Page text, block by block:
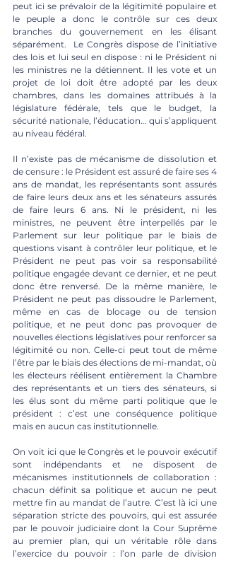
peut ici se prévaloir de la légitimité populaire et
le peuple a donc le contrôle sur ces deux
branches du gouvernement en les élisant
séparément.  Le Congrès dispose de l’initiative
des lois et lui seul en dispose : ni le Président ni
les ministres ne la détiennent. Il les vote et un
projet de loi doit être adopté par les deux
chambres, dans les domaines attribués à la
législature fédérale, tels que le budget, la
sécurité nationale, l’éducation… qui s’appliquent
au niveau fédéral.
Il n’existe pas de mécanisme de dissolution et
de censure : le Président est assuré de faire ses 4
ans de mandat, les représentants sont assurés
de faire leurs deux ans et les sénateurs assurés
de faire leurs 6 ans. Ni le président, ni les
ministres, ne peuvent être interpellés par le
Parlement sur leur politique par le biais de
questions visant à contrôler leur politique, et le
Président ne peut pas voir sa responsabilité
politique engagée devant ce dernier, et ne peut
donc être renversé. De la même manière, le
Président ne peut pas dissoudre le Parlement,
même en cas de blocage ou de tension
politique, et ne peut donc pas provoquer de
nouvelles élections législatives pour renforcer sa
légitimité ou non. Celle-ci peut tout de même
l’être par le biais des élections de mi-mandat, où
les électeurs réélisent entièrement la Chambre
des représentants et un tiers des sénateurs, si
les élus sont du même parti politique que le
président : c’est une conséquence politique
mais en aucun cas institutionnelle.
On voit ici que le Congrès et le pouvoir exécutif
sont indépendants et ne disposent de
mécanismes institutionnels de collaboration :
chacun définit sa politique et aucun ne peut
mettre fin au mandat de l’autre. C’est là ici une
séparation stricte des pouvoirs, qui est assurée
par le pouvoir judiciaire dont la Cour Suprême
au premier plan, qui un véritable rôle dans
l’exercice du pouvoir : l’on parle de division